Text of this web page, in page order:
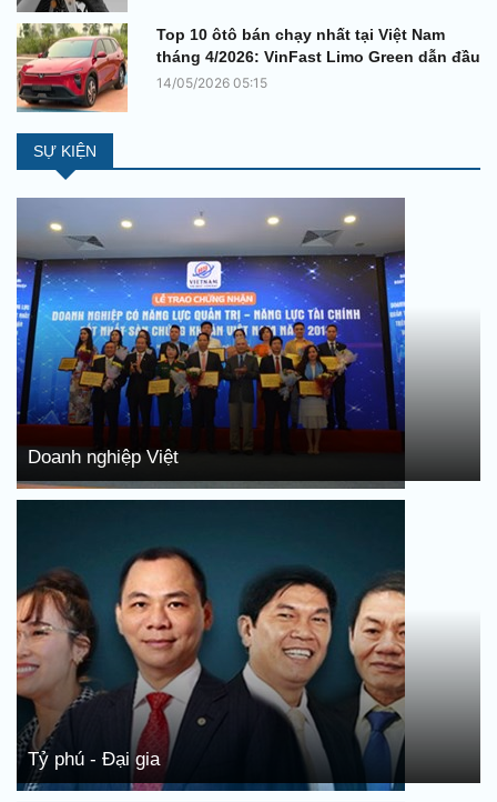
Top 10 ôtô bán chạy nhất tại Việt Nam
tháng 4/2026: VinFast Limo Green dẫn đầu
14/05/2026 05:15
SỰ KIỆN
Doanh nghiệp Việt
Tỷ phú - Đại gia